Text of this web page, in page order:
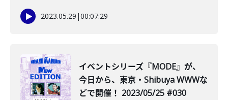
2023.05.29 |00:07:29
イベントシリーズ『MODE』が、
今日から、東京・Shibuya WWWな
どで開催！ 2023/05/25 #030